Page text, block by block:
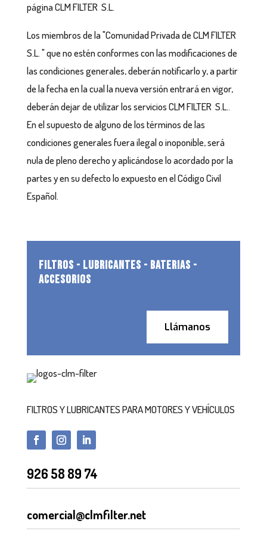
página CLM FILTER S.L.
Los miembros de la "Comunidad Privada de CLM FILTER
S.L. " que no estén conformes con las modificaciones de
las condiciones generales, deberán notificarlo y, a partir
de la fecha en la cual la nueva versión entrará en vigor,
deberán dejar de utilizar los servicios CLM FILTER S.L..
En el supuesto de alguno de los términos de las
condiciones generales fuera ilegal o inoponible, será
nula de pleno derecho y aplicándose lo acordado por la
partes y en su defecto lo expuesto en el Código Civil
Español.
FILTROS - LUBRICANTES - BATERIAS -
ACCESORIOS
Llámanos
FILTROS Y LUBRICANTES PARA MOTORES Y VEHÍCULOS
926 58 89 74
comercial@clmfilter.net